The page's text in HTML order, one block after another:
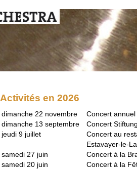
Activités en 2026
dimanche 22 novembre
Concert
dimanche 13 septembre
Concert
jeudi 9 juillet
Concert au
Estavayer-le-
samedi 27 juin
Concert à la
samedi 20 juin
Concert à la